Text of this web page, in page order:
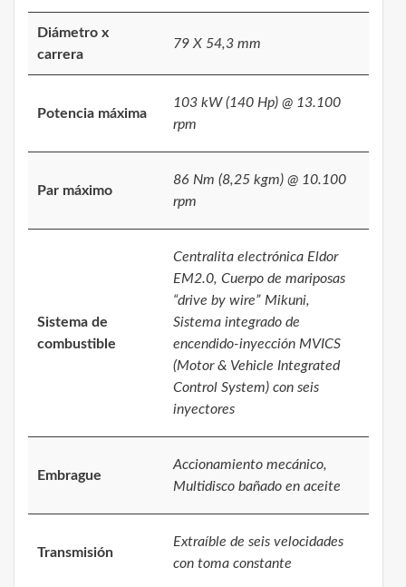
Diámetro x
carrera
79 X 54,3 mm
Potencia máxima
103 kW (140 Hp) @ 13.100
rpm
Par máximo
86 Nm (8,25 kgm) @ 10.100
rpm
Sistema de
combustible
Centralita electrónica Eldor
EM2.0, Cuerpo de mariposas
“drive by wire” Mikuni,
Sistema integrado de
encendido-inyección MVICS
(Motor & Vehicle Integrated
Control System) con seis
inyectores
Embrague
Accionamiento mecánico,
Multidisco bañado en aceite
Transmisión
Extraíble de seis velocidades
con toma constante